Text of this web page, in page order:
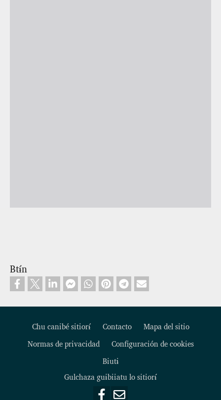
Btɨ́n
Footer
Chu canibé sitiorɨ́ Contacto
Mapa del sitio
Normas de privacidad
Configuración de cookies
Biutɨ
Gulchaza guɨbiiatu lo sitiorɨ́